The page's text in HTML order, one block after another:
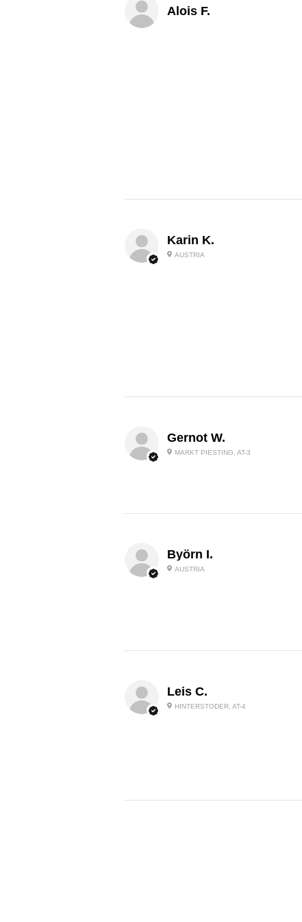
Alois F.
Karin K.
AUSTRIA
Gernot W.
MARKT PIESTING, AT-3
Byörn I.
AUSTRIA
Leis C.
HINTERSTODER, AT-4